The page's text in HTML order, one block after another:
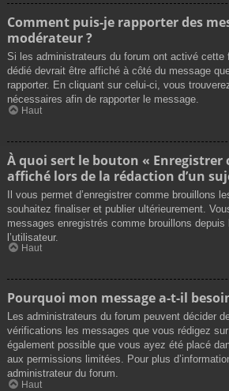
Comment puis-je rapporter des
modérateur ?
Si les administrateurs du forum ont activé cette
dédié devrait être affiché à côté du message
rapporter. En cliquant sur celui-ci, vous
nécessaires afin de rapporter le message.
Haut
À quoi sert le bouton «
affiché lors de la rédaction d’un
Il vous permet d’enregistrer comme brouillons
souhaitez finaliser et publier ultérieurement.
messages enregistrés comme brouillons
l’utilisateur.
Haut
Pourquoi mon message a-t-il
Les administrateurs du forum peuvent décider
vérifications les messages que vous rédigez
également possible que vous ayez été placé
aux permissions limitées. Pour plus
administrateur du forum.
Haut